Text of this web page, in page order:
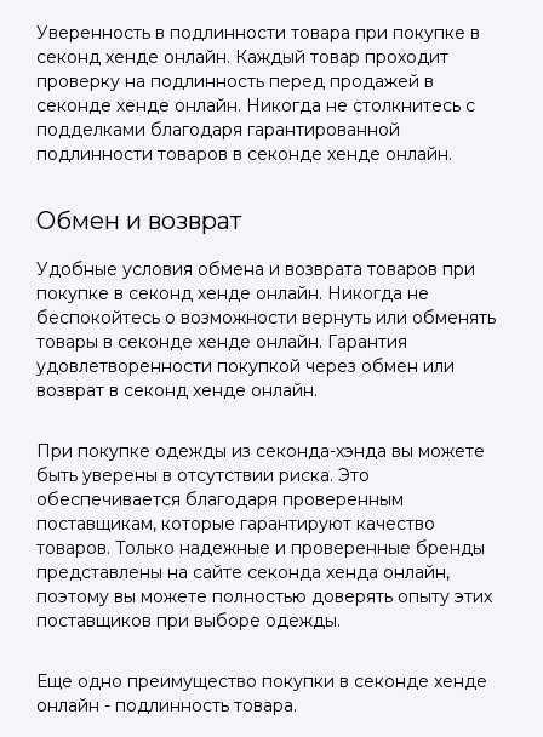
Уверенность в подлинности товара при покупке в
секонд хенде онлайн. Каждый товар проходит
проверку на подлинность перед продажей в
секонде хенде онлайн. Никогда не столкнитесь с
подделками благодаря гарантированной
подлинности товаров в секонде хенде онлайн.
Обмен и возврат
Удобные условия обмена и возврата товаров при
покупке в секонд хенде онлайн. Никогда не
беспокойтесь о возможности вернуть или обменять
товары в секонде хенде онлайн. Гарантия
удовлетворенности покупкой через обмен или
возврат в секонд хенде онлайн.
При покупке одежды из секонда-хэнда вы можете
быть уверены в отсутствии риска. Это
обеспечивается благодаря проверенным
поставщикам, которые гарантируют качество
товаров. Только надежные и проверенные бренды
представлены на сайте секонда хенда онлайн,
поэтому вы можете полностью доверять опыту этих
поставщиков при выборе одежды.
Еще одно преимущество покупки в секонде хенде
онлайн - подлинность товара.